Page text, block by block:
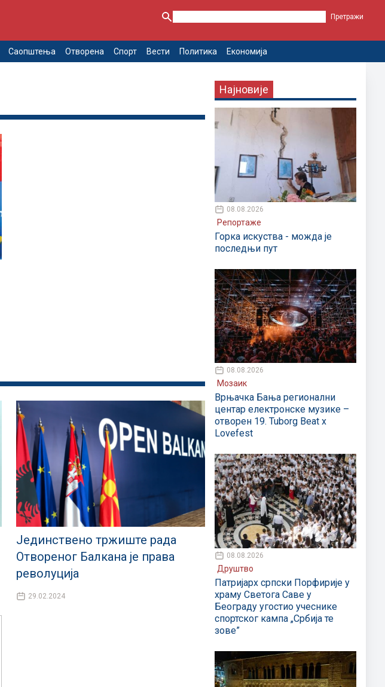
Саопштења Отворена Спорт Вести Политика Економија
Јединствено тржиште рада
Отвореног Балкана је права
револуција
29.02.2024
Најновије
08.08.2026
Репортаже
Горка искуства - можда је
последњи пут
08.08.2026
Мозаик
Врњачка Бања регионални
центар електронске музике –
отворен 19. Tuborg Beat x
Lovefest
08.08.2026
Друштво
Патријарх српски Порфирије у
храму Светога Саве у
Београду угостио учеснике
спортског кампа „Србија те
зове”